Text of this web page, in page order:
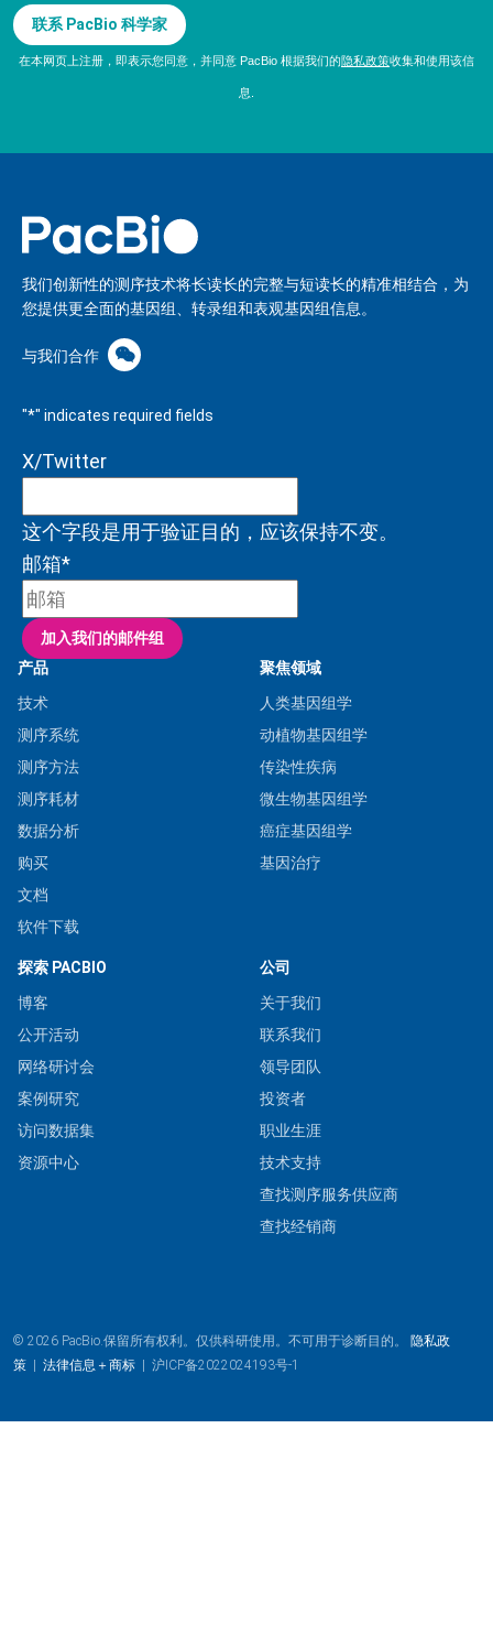
联系 PacBio 科学家
在本网页上注册，即表示您同意，并同意 PacBio 根据我们的隐私政策收集和使用该信
息.
我们创新性的测序技术将长读长的完整与短读长的精准相结合，为
您提供更全面的基因组、转录组和表观基因组信息。
与我们合作
"*" indicates required fields
X/Twitter
这个字段是用于验证目的，应该保持不变。
邮箱*
加入我们的邮件组
产品
技术
测序系统
测序方法
测序耗材
数据分析
购买
文档
软件下载
聚焦领域
人类基因组学
动植物基因组学
传染性疾病
微生物基因组学
癌症基因组学
基因治疗
探索 PACBIO
博客
公开活动
网络研讨会
案例研究
访问数据集
资源中心
公司
关于我们
联系我们
领导团队
投资者
职业生涯
技术支持
查找测序服务供应商
查找经销商
© 2026 PacBio.保留所有权利。仅供科研使用。不可用于诊断目的。 隐私政
策 | 法律信息＋商标 | 沪ICP备2022024193号-1